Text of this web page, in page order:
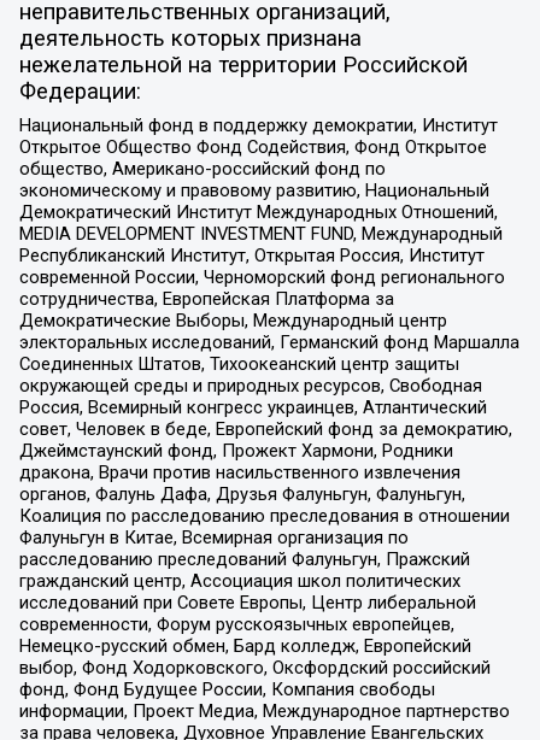
неправительственных организаций,
деятельность которых признана
нежелательной на территории Российской
Федерации:
Национальный фонд в поддержку демократии, Институт
Открытое Общество Фонд Содействия, Фонд Открытое
общество, Американо-российский фонд по
экономическому и правовому развитию, Национальный
Демократический Институт Международных Отношений,
MEDIA DEVELOPMENT INVESTMENT FUND, Международный
Республиканский Институт, Открытая Россия, Институт
современной России, Черноморский фонд регионального
сотрудничества, Европейская Платформа за
Демократические Выборы, Международный центр
электоральных исследований, Германский фонд Маршалла
Соединенных Штатов, Тихоокеанский центр защиты
окружающей среды и природных ресурсов, Свободная
Россия, Всемирный конгресс украинцев, Атлантический
совет, Человек в беде, Европейский фонд за демократию,
Джеймстаунский фонд, Прожект Хармони, Родники
дракона, Врачи против насильственного извлечения
органов, Фалунь Дафа, Друзья Фалуньгун, Фалуньгун,
Коалиция по расследованию преследования в отношении
Фалуньгун в Китае, Всемирная организация по
расследованию преследований Фалуньгун, Пражский
гражданский центр, Ассоциация школ политических
исследований при Совете Европы, Центр либеральной
современности, Форум русскоязычных европейцев,
Немецко-русский обмен, Бард колледж, Европейский
выбор, Фонд Ходорковского, Оксфордский российский
фонд, Фонд Будущее России, Компания свободы
информации, Проект Медиа, Международное партнерство
за права человека, Духовное Управление Евангельских